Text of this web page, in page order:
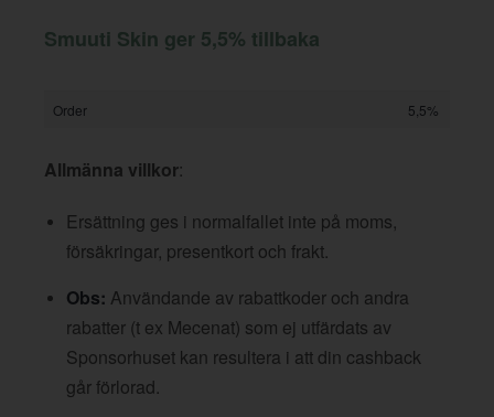
Smuuti Skin ger 5,5% tillbaka
Order 5,5%
Allmänna villkor:
Ersättning ges i normalfallet inte på moms,
försäkringar, presentkort och frakt.
Obs: Användande av rabattkoder och andra
rabatter (t ex Mecenat) som ej utfärdats av
Sponsorhuset kan resultera i att din cashback
går förlorad.